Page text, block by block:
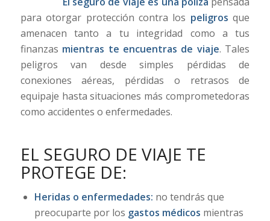
para otorgar protección contra los peligros que
amenacen tanto a tu integridad como a tus
finanzas mientras te encuentras de viaje. Tales
peligros van desde simples pérdidas de
conexiones aéreas, pérdidas o retrasos de
equipaje hasta situaciones más comprometedoras
como accidentes o enfermedades.
EL SEGURO DE VIAJE TE
PROTEGE DE:
Heridas o enfermedades: no tendrás que
preocuparte por los gastos médicos mientras